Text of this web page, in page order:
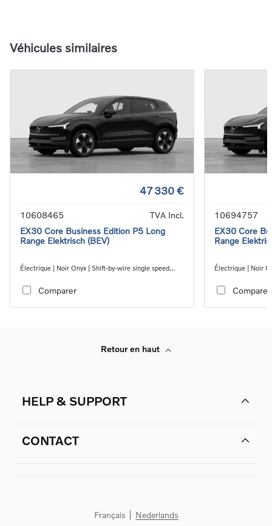
Véhicules similaires
47 330 €
10608465
TVA Incl.
EX30 Core Business Edition P5 Long
Range Elektrisch (BEV)
Électrique | Noir Onyx | Shift-by-wire single speed
Comparer
10694757
EX30 Core
Range
Électrique | Noir
Comparer
Retour en haut
HELP & SUPPORT
CONTACT
Français Nederlands